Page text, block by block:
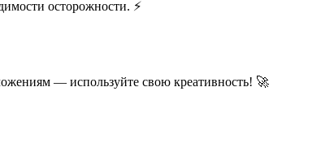
осторожности. ⚡
— используйте свою креативность! 🚀